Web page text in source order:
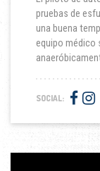
pruebas de
una buena
equipo médico
SOCIAL: